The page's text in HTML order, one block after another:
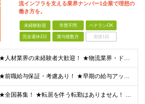
流インフラを支える業界ナンバー1企業で理想の
働き方を。
未経験歓迎 学歴不問 ベテランOK
完全週休2日 賞与複数月 面接1回
★人材業界の未経験者大歓迎！ ★物流業界・ドライバー経験は不問！ ★学歴不問！ ★第二新卒歓迎！ ★ブランクOK！ ＼こんな方にピッタリです！／ ・「圧倒的No.1」を目指す環境で、熱く働きたい方
★前職給与保証・考慮あり！ ★早期の給与アップが可能です 月給24万9113円以上＋賞与年2回＋各種手当 ※経験やスキルを考慮し決定します。 ※試用期間6カ月（その間の給与・待遇に差異はありません
★全国募集！ ★転居を伴う転勤はありません！ ★U・Iターン歓迎！ ＼本社／ 東京都新宿区西新宿1-20-3 西新宿髙木ビル2階 ＼希望の拠点・営業所に配属します！／ 【北海道・東北エリア】 北海